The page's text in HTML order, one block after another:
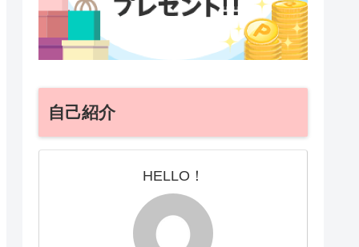
自己紹介
HELLO！